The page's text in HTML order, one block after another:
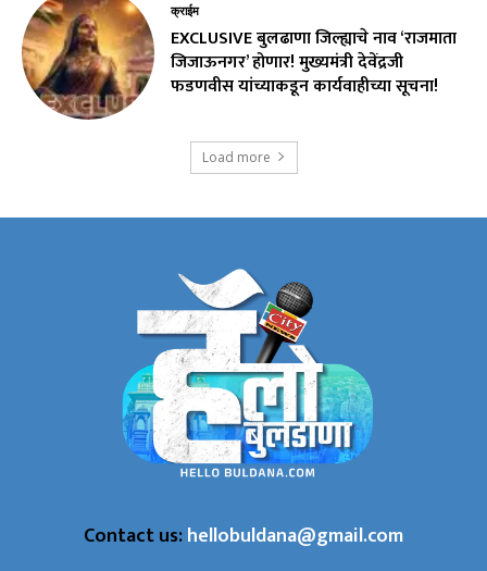
क्राईम
EXCLUSIVE बुलढाणा जिल्ह्याचे नाव ‘राजमाता
जिजाऊनगर’ होणार! मुख्यमंत्री देवेंद्रजी
फडणवीस यांच्याकडून कार्यवाहीच्या सूचना!
Load more
Contact us:hellobuldana@gmail.com